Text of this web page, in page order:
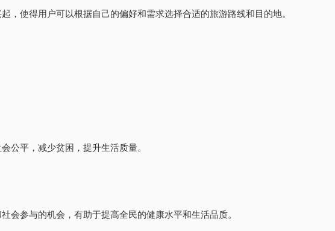
，使得用户可以根据自己的偏好和需求选择合适的旅游路线和目的地。
公平，减少贫困，提升生活质量。
会参与的机会，有助于提高全民的健康水平和生活品质。